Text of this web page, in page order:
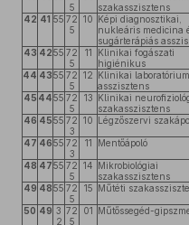
5
szakasszisztens
42 41 55 72
5
10 Képi diagnosztikai,
nukleáris medicina
sugárterápiás
43 4255 72
5
11
Klinikai fogászati
higiénikus
44 4355 72
5
12 Klinikai
asszisztens
45 4455 72
5
13 Klinikai
szakasszisztens
46 4555 72
3
10 Légzőszervi
47 4655 72
3
11 Mentőápoló
48 4755 72
5
14 Mikrobiológiai
szakasszisztens
49 4855 72
5
15 Műtéti
50 49 3
2
72
5
01 Műtőssegéd-